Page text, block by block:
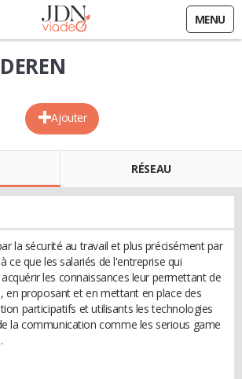
MENU
Ajouter
RÉSEAU
la sécurité au travail et plus précisément par
ce que les salariés de l'entreprise qui
les connaissances leur permettant de
en proposant et en mettant en place des
participatifs et utilisants les technologies
la communication comme les serious game